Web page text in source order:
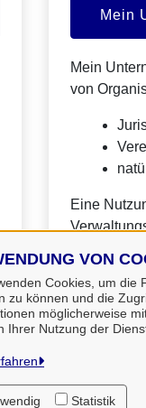
VON
Cookies, um die
zu können und die
möglicherweise
Ihrer Nutzung der
Statistik
Mein
Mein
von
Eine